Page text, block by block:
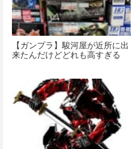
【ガンプラ】駿河屋が近所に出
来たんだけどどれも高すぎる